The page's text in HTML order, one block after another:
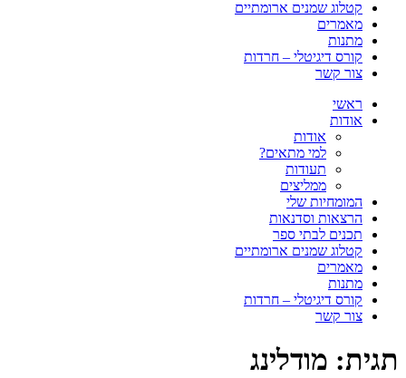
קטלוג שמנים ארומתיים
מאמרים
מתנות
קורס דיגיטלי – חרדות
צור קשר
ראשי
אודות
אודות
למי מתאים?
תעודות
ממליצים
המומחיות שלי
הרצאות וסדנאות
תכנים לבתי ספר
קטלוג שמנים ארומתיים
מאמרים
מתנות
קורס דיגיטלי – חרדות
צור קשר
תגית: מודלינג